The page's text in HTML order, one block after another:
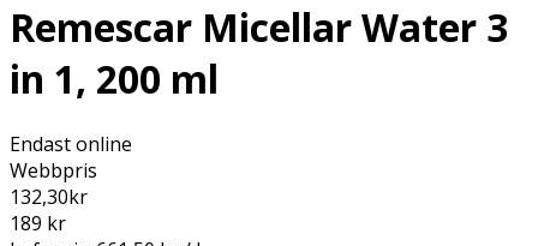
Remescar Micellar Water 3
in 1, 200 ml
Endast online
Webbpris
132,30kr
189 kr